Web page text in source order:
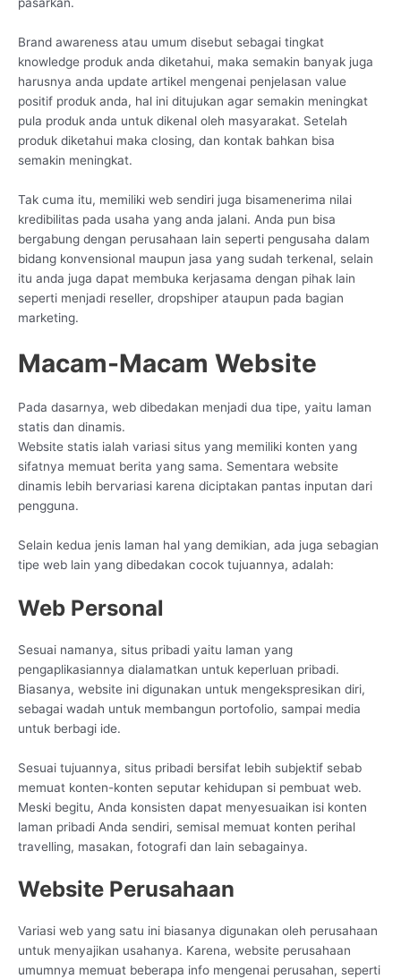
pasarkan.
Brand awareness atau umum disebut sebagai tingkat
knowledge produk anda diketahui, maka semakin banyak juga
harusnya anda update artikel mengenai penjelasan value
positif produk anda, hal ini ditujukan agar semakin meningkat
pula produk anda untuk dikenal oleh masyarakat. Setelah
produk diketahui maka closing, dan kontak bahkan bisa
semakin meningkat.
Tak cuma itu, memiliki web sendiri juga bisamenerima nilai
kredibilitas pada usaha yang anda jalani. Anda pun bisa
bergabung dengan perusahaan lain seperti pengusaha dalam
bidang konvensional maupun jasa yang sudah terkenal, selain
itu anda juga dapat membuka kerjasama dengan pihak lain
seperti menjadi reseller, dropshiper ataupun pada bagian
marketing.
Macam-Macam Website
Pada dasarnya, web dibedakan menjadi dua tipe, yaitu laman
statis dan dinamis.
Website statis ialah variasi situs yang memiliki konten yang
sifatnya memuat berita yang sama. Sementara website
dinamis lebih bervariasi karena diciptakan pantas inputan dari
pengguna.
Selain kedua jenis laman hal yang demikian, ada juga sebagian
tipe web lain yang dibedakan cocok tujuannya, adalah:
Web Personal
Sesuai namanya, situs pribadi yaitu laman yang
pengaplikasiannya dialamatkan untuk keperluan pribadi.
Biasanya, website ini digunakan untuk mengekspresikan diri,
sebagai wadah untuk membangun portofolio, sampai media
untuk berbagi ide.
Sesuai tujuannya, situs pribadi bersifat lebih subjektif sebab
memuat konten-konten seputar kehidupan si pembuat web.
Meski begitu, Anda konsisten dapat menyesuaikan isi konten
laman pribadi Anda sendiri, semisal memuat konten perihal
travelling, masakan, fotografi dan lain sebagainya.
Website Perusahaan
Variasi web yang satu ini biasanya digunakan oleh perusahaan
untuk menyajikan usahanya. Karena, website perusahaan
umumnya memuat beberapa info mengenai perusahan, seperti